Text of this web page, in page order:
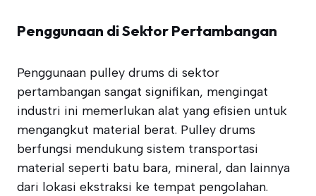
Penggunaan di Sektor Pertambangan
Penggunaan pulley drums di sektor
pertambangan sangat signifikan, mengingat
industri ini memerlukan alat yang efisien untuk
mengangkut material berat. Pulley drums
berfungsi mendukung sistem transportasi
material seperti batu bara, mineral, dan lainnya
dari lokasi ekstraksi ke tempat pengolahan.